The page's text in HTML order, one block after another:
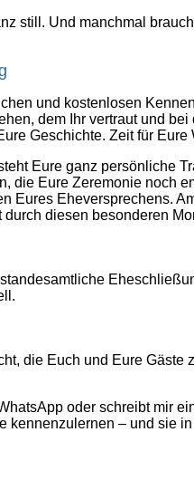
still. Und manchmal
und kostenlosen
dem Ihr vertraut und
Geschichte. Zeit für
Eure ganz persönliche
die Eure Zeremonie noch
Eures Eheversprechens.
diesen besonderen
die Euch und Eure
oder schreibt mir
kennenzulernen – und sie